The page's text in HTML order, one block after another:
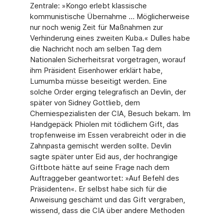
Zentrale: »Kongo erlebt klassische
kommunistische Übernahme … Mögli­cherweise
nur noch wenig Zeit für Maßnahmen zur
Verhinderung eines zweiten Kuba.« Dulles habe
die Nachricht noch am selben Tag dem
Nationalen Sicherheitsrat vorgetra­gen, worauf
ihm Präsident Eisenhower erklärt habe,
Lumumba müsse beseitigt werden. Eine
solche Order erging telegrafisch an Devlin, der
später von Sidney Gottlieb, dem
Chemiespezialisten der CIA, Besuch bekam. Im
Handgepäck Phiolen mit tödlichem Gift, das
tropfenweise im Essen verabreicht oder in die
Zahnpasta gemischt werden sollte. Devlin
sagte später unter Eid aus, der hochrangige
Giftbote hätte auf seine Frage nach dem
Auftraggeber geantwortet: »Auf Befehl des
Präsidenten«. Er selbst habe sich für die
Anweisung geschämt und das Gift vergraben,
wissend, dass die CIA über andere Methoden